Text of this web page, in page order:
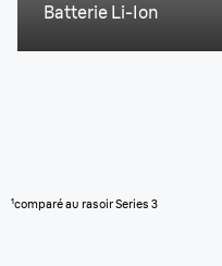
Batterie Li-Ion
¹comparé au rasoir Series 3